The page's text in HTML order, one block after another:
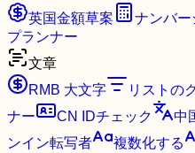
英国金額草案
ナンバー
プランナー
文章
RMB 大文字
リストの
ナー
CN IDチェック 中
ンイン転写者
複数化する